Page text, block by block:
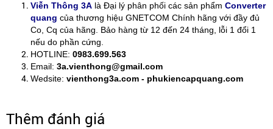
Viễn Thông 3A là Đại lý phân phối các sản phẩm Converter
quang của thương hiệu GNETCOM Chính hãng với đầy đủ
Co, Cq của hãng. Bảo hàng từ 12 đến 24 tháng, lỗi 1 đổi 1
nếu do phần cứng.
HOTLINE: 0983.699.563
Email: 3a.vienthong@gmail.com
Wedsite: vienthong3a.com - phukiencapquang.com
Thêm đánh giá